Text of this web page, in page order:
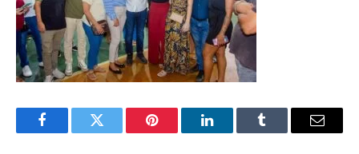
FacebookTwitter Pinterest LinkedInTumblr Email